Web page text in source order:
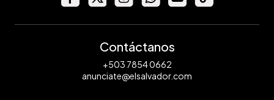
Contáctanos
+503 7854 0662
anunciate@elsalvador.com